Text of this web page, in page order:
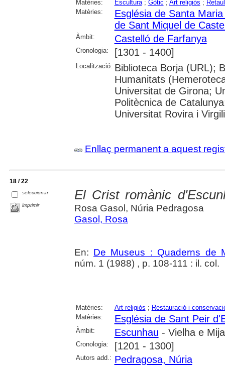
Matèries: Escultura; Gòtic ; Art religiós ;
Matèries:
Església de Santa
de Sant Miquel de
Àmbit: Castelló de Farfanya
Cronologia: [1301 - 1400]
Localització: Biblioteca Borja (URL);
Humanitats
Universitat de Girona;
Politècnica de
Universitat Rovira i Virgili
Enllaç permanent a aquest
18 / 22
seleccionar
imprimir
El Crist romànic
Rosa Gasol, Núria Pedragosa
Gasol, Rosa
En: De Museus : Quaderns de
núm. 1 (1988) , p. 108-111 : il. col.
Matèries: Art religiós ; Restauració i
Matèries:
Església de Sant Peir
Àmbit: Escunhau - Vielha e
Cronologia: [1201 - 1300]
Autors add.: Pedragosa, Núria